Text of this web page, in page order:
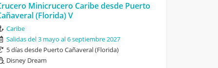
Minicrucero Caribe desde Puerto
(Florida) V
Caribe
Salidas del 3 mayo al 6 septiembre 2027
5 días desde Puerto Cañaveral (Florida)
Disney Dream